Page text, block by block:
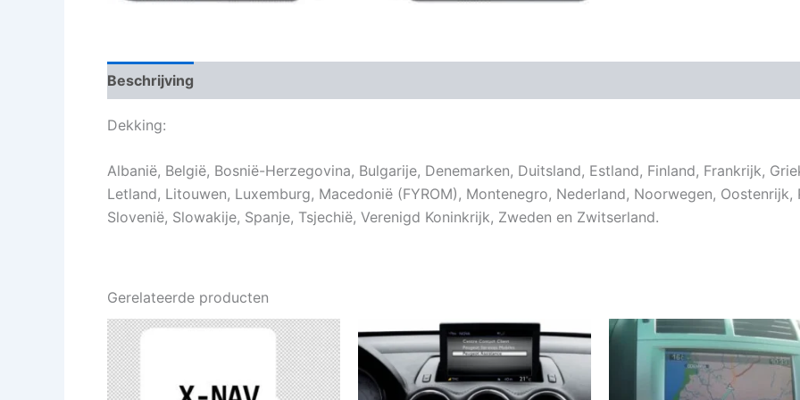
Beschrijving
Dekking:
Albanië, België, Bosnië-Herzegovina, Bulgarije, Denemarken, Duitsland, Estland, Finland, Frankrijk,
Letland, Litouwen, Luxemburg, Macedonië (FYROM), Montenegro, Nederland, Noorwegen, Oostenrijk,
Slovenië, Slowakije, Spanje, Tsjechië, Verenigd Koninkrijk, Zweden en Zwitserland.
Gerelateerde producten
Prijsklasse:
€ 9,99
tot
€ 29,99
Dit